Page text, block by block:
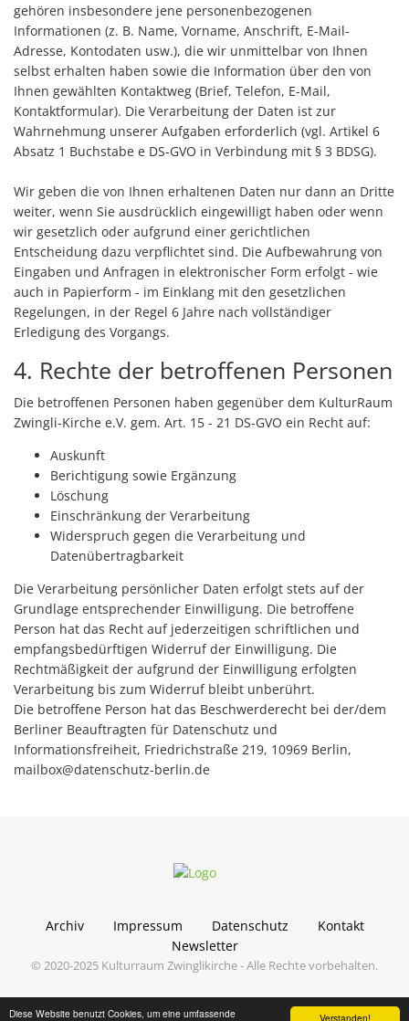
Verstanden!
Diese Website benutzt Cookies, um eine umfassende
gehören insbesondere jene personenbezogenen
Informationen (z. B. Name, Vorname, Anschrift, E-Mail-
Adresse, Kontodaten usw.), die wir unmittelbar von Ihnen
selbst erhalten haben sowie die Information über den von
Ihnen gewählten Kontaktweg (Brief, Telefon, E-Mail,
Kontaktformular). Die Verarbeitung der Daten ist zur
Wahrnehmung unserer Aufgaben erforderlich (vgl. Artikel 6
Absatz 1 Buchstabe e DS-GVO in Verbindung mit § 3 BDSG).
Wir geben die von Ihnen erhaltenen Daten nur dann an Dritte
weiter, wenn Sie ausdrücklich eingewilligt haben oder wenn
wir gesetzlich oder aufgrund einer gerichtlichen
Entscheidung dazu verpflichtet sind. Die Aufbewahrung von
Eingaben und Anfragen in elektronischer Form erfolgt - wie
auch in Papierform - im Einklang mit den gesetzlichen
Regelungen, in der Regel 6 Jahre nach vollständiger
Erledigung des Vorgangs.
4. Rechte der betroffenen Personen
Die betroffenen Personen haben gegenüber dem KulturRaum
Zwingli-Kirche e.V. gem. Art. 15 - 21 DS-GVO ein Recht auf:
Auskunft
Berichtigung sowie Ergänzung
Löschung
Einschränkung der Verarbeitung
Widerspruch gegen die Verarbeitung und
Datenübertragbarkeit
Die Verarbeitung persönlicher Daten erfolgt stets auf der
Grundlage entsprechender Einwilligung. Die betroffene
Person hat das Recht auf jederzeitigen schriftlichen und
empfangsbedürftigen Widerruf der Einwilligung. Die
Rechtmäßigkeit der aufgrund der Einwilligung erfolgten
Verarbeitung bis zum Widerruf bleibt unberührt.
Die betroffene Person hat das Beschwerderecht bei der/dem
Berliner Beauftragten für Datenschutz und
Informationsfreiheit, Friedrichstraße 219, 10969 Berlin,
mailbox@datenschutz-berlin.de
Archiv Impressum Datenschutz
Kontakt
Newsletter
© 2020-2025 Kulturraum Zwinglikirche - Alle Rechte vorbehalten.